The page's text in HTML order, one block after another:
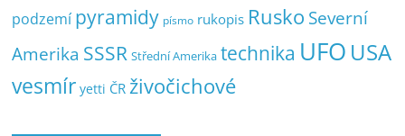
podzemí pyramidy písmo rukopis Rusko Severní
Amerika SSSR Střední Amerika technika UFO USA
vesmír yetti ČR živočichové